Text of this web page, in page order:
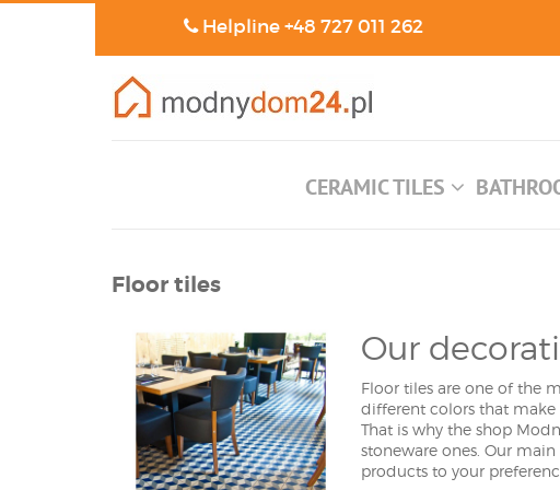
Helpline+48 727 011 262
CERAMIC TILES
Floor tiles
Our
Floor tiles are one of the
different colors that make
That is why the shop
stoneware ones. Our
products to your